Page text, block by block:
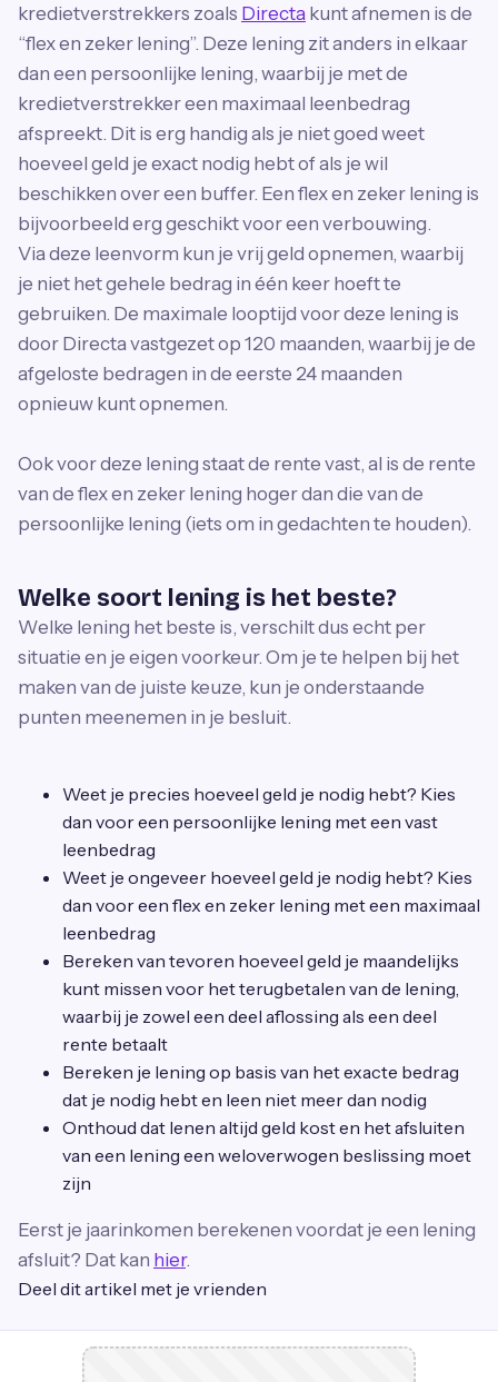
kredietverstrekkers zoals Directa kunt afnemen is de
“flex en zeker lening”. Deze lening zit anders in elkaar
dan een persoonlijke lening, waarbij je met de
kredietverstrekker een maximaal leenbedrag
afspreekt. Dit is erg handig als je niet goed weet
hoeveel geld je exact nodig hebt of als je wil
beschikken over een buffer. Een flex en zeker lening is
bijvoorbeeld erg geschikt voor een verbouwing.
Via deze leenvorm kun je vrij geld opnemen, waarbij
je niet het gehele bedrag in één keer hoeft te
gebruiken. De maximale looptijd voor deze lening is
door Directa vastgezet op 120 maanden, waarbij je de
afgeloste bedragen in de eerste 24 maanden
opnieuw kunt opnemen.
Ook voor deze lening staat de rente vast, al is de rente
van de flex en zeker lening hoger dan die van de
persoonlijke lening (iets om in gedachten te houden).
Welke soort lening is het beste?
Welke lening het beste is, verschilt dus echt per
situatie en je eigen voorkeur. Om je te helpen bij het
maken van de juiste keuze, kun je onderstaande
punten meenemen in je besluit.
Weet je precies hoeveel geld je nodig hebt? Kies
dan voor een persoonlijke lening met een vast
leenbedrag
Weet je ongeveer hoeveel geld je nodig hebt? Kies
dan voor een flex en zeker lening met een maximaal
leenbedrag
Bereken van tevoren hoeveel geld je maandelijks
kunt missen voor het terugbetalen van de lening,
waarbij je zowel een deel aflossing als een deel
rente betaalt
Bereken je lening op basis van het exacte bedrag
dat je nodig hebt en leen niet meer dan nodig
Onthoud dat lenen altijd geld kost en het afsluiten
van een lening een weloverwogen beslissing moet
zijn
Eerst je jaarinkomen berekenen voordat je een lening
afsluit? Dat kan hier.
Deel dit artikel met je vrienden